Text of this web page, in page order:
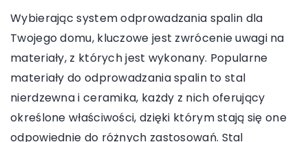
Wybierając system odprowadzania spalin dla
Twojego domu, kluczowe jest zwrócenie uwagi na
materiały, z których jest wykonany. Popularne
materiały do odprowadzania spalin to stal
nierdzewna i ceramika, każdy z nich oferujący
określone właściwości, dzięki którym stają się one
odpowiednie do różnych zastosowań. Stal